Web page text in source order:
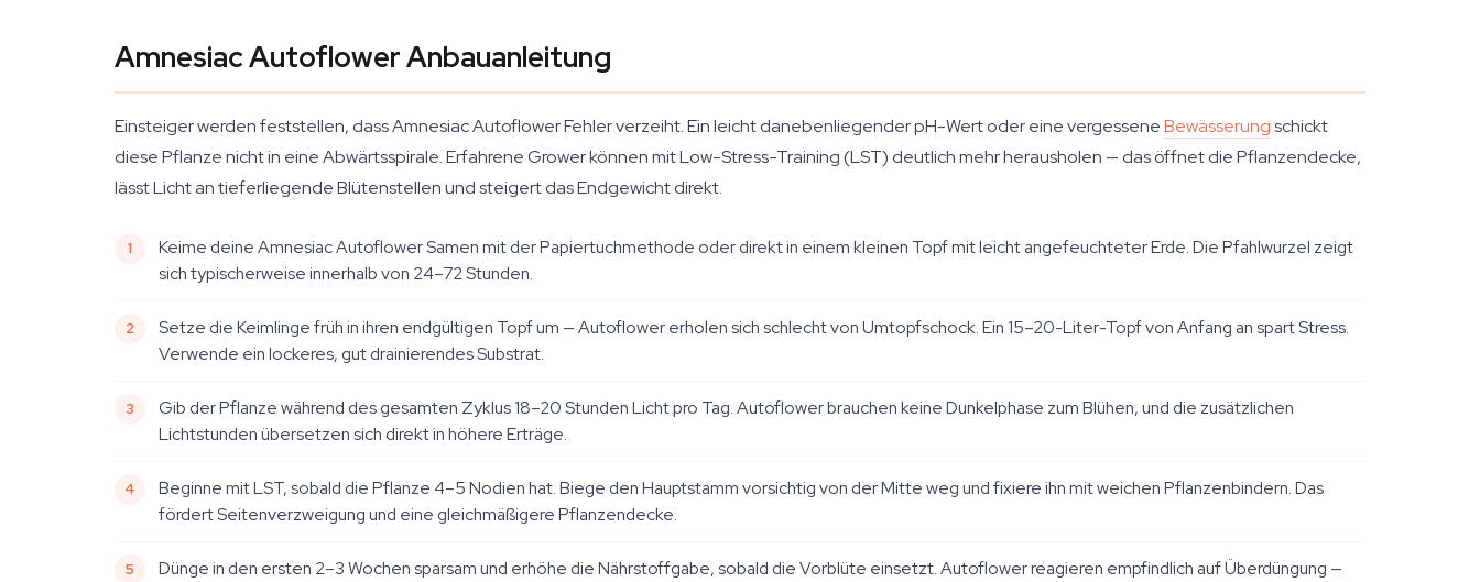
Amnesiac Autoflower Anbauanleitung
Einsteiger werden feststellen, dass Amnesiac Autoflower Fehler verzeiht. Ein leicht danebenliegender pH-Wert oder eine vergesseneBewässerungschickt
diese Pflanze nicht in eine Abwärtsspirale. Erfahrene Grower können mit Low-Stress-Training (LST) deutlich mehr herausholen — das öffnet die Pflanzendecke,
lässt Licht an tieferliegende Blütenstellen und steigert das Endgewicht direkt.
Keime deine Amnesiac Autoflower Samen mit der Papiertuchmethode oder direkt in einem kleinen Topf mit leicht angefeuchteter Erde. Die Pfahlwurzel zeigt
sich typischerweise innerhalb von 24–72 Stunden.
Setze die Keimlinge früh in ihren endgültigen Topf um — Autoflower erholen sich schlecht von Umtopfschock. Ein 15–20-Liter-Topf von Anfang an spart Stress.
Verwende ein lockeres, gut drainierendes Substrat.
Gib der Pflanze während des gesamten Zyklus 18–20 Stunden Licht pro Tag. Autoflower brauchen keine Dunkelphase zum Blühen, und die zusätzlichen
Lichtstunden übersetzen sich direkt in höhere Erträge.
Beginne mit LST, sobald die Pflanze 4–5 Nodien hat. Biege den Hauptstamm vorsichtig von der Mitte weg und fixiere ihn mit weichen Pflanzenbindern. Das
fördert Seitenverzweigung und eine gleichmäßigere Pflanzendecke.
Dünge in den ersten 2–3 Wochen sparsam und erhöhe die Nährstoffgabe, sobald die Vorblüte einsetzt. Autoflower reagieren empfindlich auf Überdüngung —